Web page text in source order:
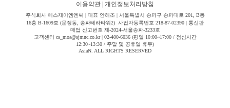
이용약관 개인정보처리방침
주식회사 에스제이엠엔씨 | 대표 안해조 | 서울특별시 송파구 송파대로 201, B동
16층 B-1609호 (문정동, 송파테라타워2) 사업자등록번호 218-87-02390 | 통신판
매업 신고번호 제-2024-서울송파-3233호
고객센터 cs_moa@sjmnc.co.kr | 02-400-6036 (평일 10:00~17:00 / 점심시간
12:30~13:30 / 주말 및 공휴일 휴무)
AsiaN. ALL RIGHTS RESERVED